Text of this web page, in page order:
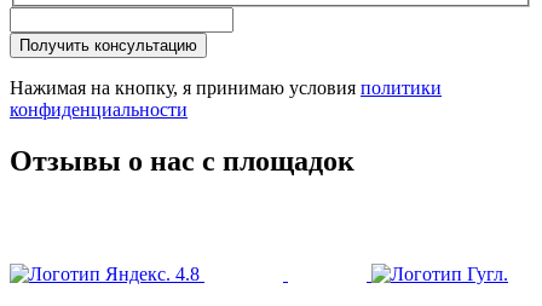
Получить консультацию
Нажимая на кнопку, я принимаю условия политики
конфиденциальности
Отзывы о нас с площадок
4.8